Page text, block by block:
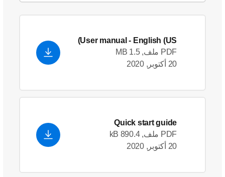
User manual - English (US)
PDF ملف, 1.5 MB
20 أكتوبر, 2020
Quick start guide
PDF ملف, 890.4 kB
20 أكتوبر, 2020